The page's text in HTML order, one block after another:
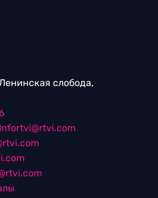
слобода,
Infortvi@rtvi.com